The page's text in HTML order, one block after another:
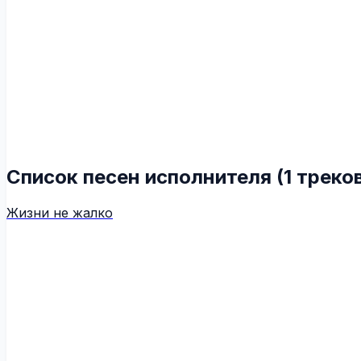
Список песен исполнителя (1
Жизни не жалко